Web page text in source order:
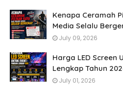
Kenapa Ceramah
Media Selalu
July 09, 2026
Harga LED Screen
Lengkap Tahun
July 01, 2026